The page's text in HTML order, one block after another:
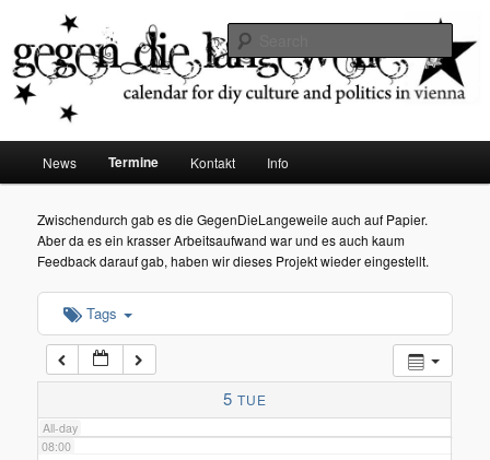
Gegen die Langeweile
diy dates vienna
Skip
to
primary
content
News Termine Kontakt Info
Zwischendurch gab es die GegenDieLangeweile auch auf Papier.
Aber da es ein krasser Arbeitsaufwand war und es auch kaum
Feedback darauf gab, haben wir dieses Projekt wieder eingestellt.
Tags
5 TUE
All-day
02:00
03:00
04:00
05:00
06:00
07:00
08:00